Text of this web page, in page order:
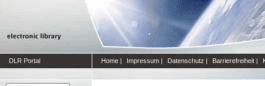
DLR Portal Home | Impressum | Datenschutz | Barrierefreiheit |